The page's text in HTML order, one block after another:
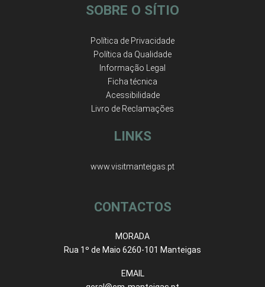
SOBRE O SÍTIO
Política de Privacidade
Política da Qualidade
Informação Legal
Ficha técnica
Acessibilidade
Livro de Reclamações
LINKS
www.visitmanteigas.pt
CONTACTOS
MORADA
Rua 1º de Maio 6260-101 Manteigas
EMAIL